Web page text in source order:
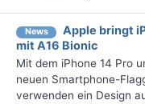
News
Apple bringt
mit A16 Bionic
Mit dem iPhone 14 Pro
neuen Smartphone-
verwenden ein Design